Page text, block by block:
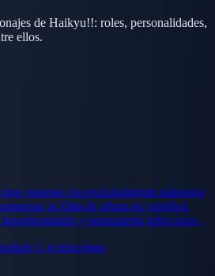
de Haikyu!!: roles, personalidades,
ellos.
opuesto excepcionalmente talentoso
su falta de altura en voleibol.
y entusiasmo infeccioso
1 4 relaciónes